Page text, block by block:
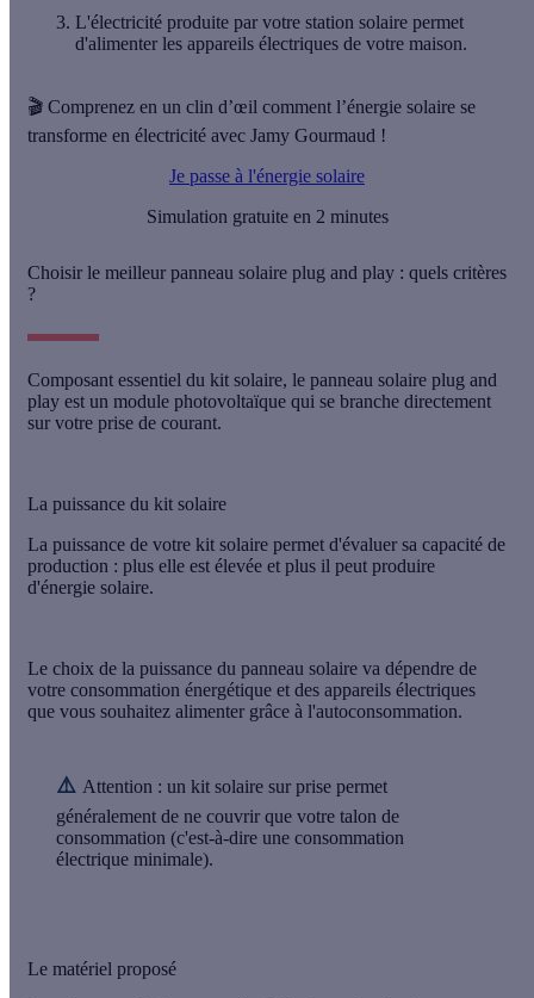
L'électricité produite par votre station solaire permet
d'alimenter les appareils électriques de votre maison.
🎬 Comprenez en un clin d’œil comment l’énergie solaire se
transforme en électricité avec Jamy Gourmaud !
Je passe à l'énergie solaire
Simulation gratuite en 2 minutes
Choisir le meilleur panneau solaire plug and play : quels critères
?
Composant essentiel du kit solaire, le panneau solaire plug and
play est un module photovoltaïque qui se branche directement
sur votre prise de courant.
La puissance du kit solaire
La puissance de votre kit solaire permet d'évaluer sa capacité de
production : plus elle est élevée et plus il peut produire
d'énergie solaire.
Le choix de la puissance du panneau solaire va dépendre de
votre consommation énergétique et des appareils électriques
que vous souhaitez alimenter grâce à l'autoconsommation.
⚠️Attention : un kit solaire sur prise permet
généralement de ne couvrir que votre talon de
consommation (c'est-à-dire une consommation
électrique minimale).
Le matériel proposé